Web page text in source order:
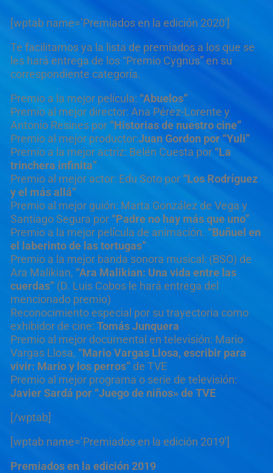
[wptab name=’Premiados en la edición 2020′]
Te facilitamos ya la lista de premiados a los que se
les hará entrega de los “Premio Cygnus” en su
correspondiente categoría.
Premio a la mejor película: “Abuelos”
Premio al mejor director: Ana Pérez-Lorente y
Antonio Resines por “Historias de nuestro cine”
Premio al mejor productor:Juan Gordon por “Yuli”
Premio a la mejor actriz: Belén Cuesta por “La
trinchera infinita”
Premio al mejor actor: Edu Soto por “Los Rodríguez
y el más allá”
Premio al mejor guión: Marta González de Vega y
Santiago Segura por “Padre no hay más que uno”
Premio a la mejor película de animación. “Buñuel en
el laberinto de las tortugas”
Premio a la mejor banda sonora musical: (BSO) de
Ara Malikian, “Ara Malikian: Una vida entre las
cuerdas” (D. Luis Cobos le hará entrega del
mencionado premio)
Reconocimiento especial por su trayectoria como
exhibidor de cine: Tomás Junquera
Premio al mejor documental en televisión: Mario
Vargas Llosa, “Mario Vargas Llosa, escribir para
vivir: Mario y los perros”de TVE
Premio al mejor programa o serie de televisión:
Javier Sardá por “Juego de niños» de TVE
[/wptab]
[wptab name=’Premiados en la edición 2019′]
Premiados en la edición 2019